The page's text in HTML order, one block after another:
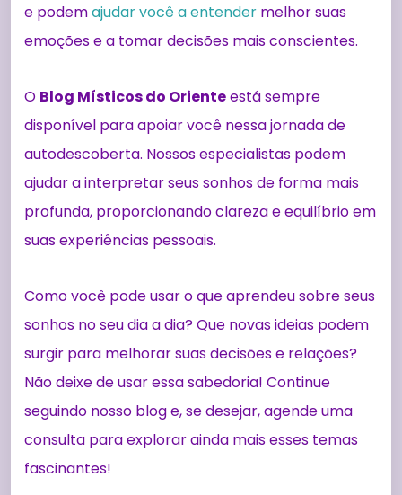
e podemajudar você a entender melhor suas
emoções e a tomar decisões mais conscientes.
O Blog Místicos do Orienteestá sempre
disponível para apoiar você nessa jornada de
autodescoberta. Nossos especialistas podem
ajudar a interpretar seus sonhos de forma mais
profunda, proporcionando clareza e equilíbrio em
suas experiências pessoais.
Como você pode usar o que aprendeu sobre seus
sonhos no seu dia a dia? Que novas ideias podem
surgir para melhorar suas decisões e relações?
Não deixe de usar essa sabedoria! Continue
seguindo nosso blog e, se desejar, agende uma
consulta para explorar ainda mais esses temas
fascinantes!